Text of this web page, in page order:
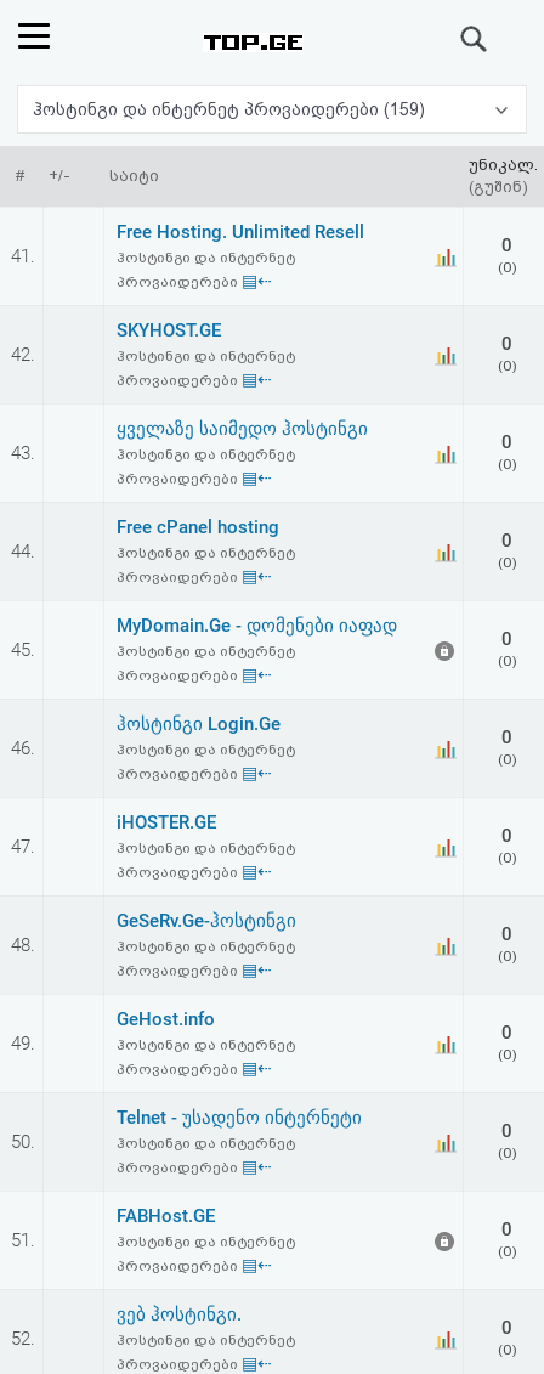
რეიტინგი
(მთავარი)
ფოსტა
ავტორიზაცია
რეგისტრაცია
პაროლის
აღდგენა
სალიცენზიო
შეთანხმება
პასუხისმგებლობის
უარყოფა
ჰოსტინგი და ინტერნეტ პროვაიდერები (159)
# +/- საიტი
უნიკალ.
(გუშინ)
41.
Free Hosting. Unlimited Resell
ჰოსტინგი და ინტერნეტ
პროვაიდერები ▤⇠
0
(0)
42.
SKYHOST.GE
ჰოსტინგი და ინტერნეტ
პროვაიდერები ▤⇠
0
(0)
43.
ყველაზე საიმედო ჰოსტინგი
ჰოსტინგი და ინტერნეტ
პროვაიდერები ▤⇠
0
(0)
44.
Free cPanel hosting
ჰოსტინგი და ინტერნეტ
პროვაიდერები ▤⇠
0
(0)
45.
MyDomain.Ge - დომენები იაფად
ჰოსტინგი და ინტერნეტ
პროვაიდერები ▤⇠
0
(0)
46.
ჰოსტინგი Login.Ge
ჰოსტინგი და ინტერნეტ
პროვაიდერები ▤⇠
0
(0)
47.
iHOSTER.GE
ჰოსტინგი და ინტერნეტ
პროვაიდერები ▤⇠
0
(0)
48.
GeSeRv.Ge-ჰოსტინგი
ჰოსტინგი და ინტერნეტ
პროვაიდერები ▤⇠
0
(0)
49.
GeHost.info
ჰოსტინგი და ინტერნეტ
პროვაიდერები ▤⇠
0
(0)
50.
Telnet - უსადენო ინტერნეტი
ჰოსტინგი და ინტერნეტ
პროვაიდერები ▤⇠
0
(0)
51.
FABHost.GE
ჰოსტინგი და ინტერნეტ
პროვაიდერები ▤⇠
0
(0)
52.
ვებ ჰოსტინგი.
ჰოსტინგი და ინტერნეტ
პროვაიდერები ▤⇠
0
(0)